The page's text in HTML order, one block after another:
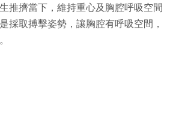
推擠當下，維持重心及胸腔呼吸空間
採取搏擊姿勢，讓胸腔有呼吸空間，